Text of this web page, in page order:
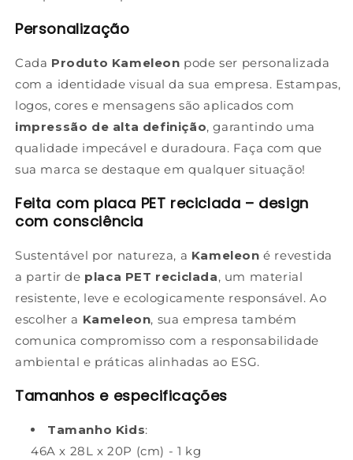
Personalização
Cada Produto Kameleon pode ser personalizada
com a identidade visual da sua empresa. Estampas,
logos, cores e mensagens são aplicados com
impressão de alta definição, garantindo uma
qualidade impecável e duradoura. Faça com que
sua marca se destaque em qualquer situação!
Feita com placa PET reciclada – design
com consciência
Sustentável por natureza, a Kameleon é revestida
a partir de placa PET reciclada, um material
resistente, leve e ecologicamente responsável. Ao
escolher a Kameleon, sua empresa também
comunica compromisso com a responsabilidade
ambiental e práticas alinhadas ao ESG.
Tamanhos e especificações
Tamanho Kids:
46A x 28L x 20P (cm) - 1 kg